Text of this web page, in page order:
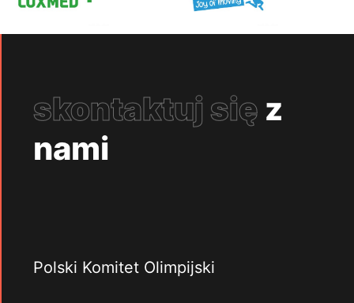
skontaktuj się z
nami
Polski Komitet Olimpijski